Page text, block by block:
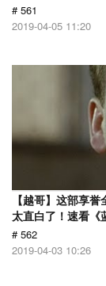
# 561
2019-04-05 11:20
【越哥】这部享
太直白了！速看《
# 562
2019-04-03 10:26